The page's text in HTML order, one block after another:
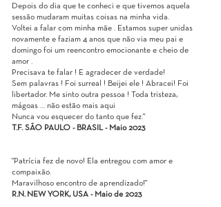
Depois do dia que te conheci e que tivemos aquela
sessão mudaram muitas coisas na minha vida.
Voltei a falar com minha mãe . Estamos super unidas
novamente e faziam 4 anos que não via meu pai e
domingo foi um reencontro emocionante e cheio de
amor .
Precisava te falar ! E agradecer de verdade!
Sem palavras ! Foi surreal ! Beijei ele ! Abracei! Foi
libertador. Me sinto outra pessoa ! Toda tristeza,
mágoas … não estão mais aqui
Nunca vou esquecer do tanto que fez."
T.F. SÃO PAULO - BRASIL - Maio 2023
"Patrícia fez de novo! Ela entregou com amor e
compaixão.
Maravilhoso encontro de aprendizado!"
R.N. NEW YORK, USA - Maio de 2023